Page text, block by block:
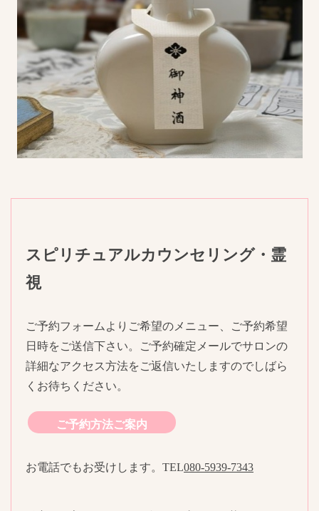
スピリチュアルカウンセリング・霊
視
ご予約フォームよりご希望のメニュー、ご予約希望
日時をご送信下さい。ご予約確定メールでサロンの
詳細なアクセス方法をご返信いたしますのでしばら
くお待ちください。
ご予約方法ご案内
お電話でもお受けします。TEL080-5939-7343